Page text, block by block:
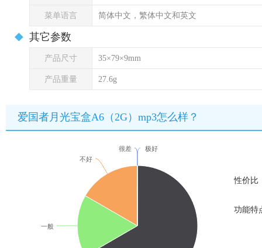
菜单语言 简体中文，繁体中文和英文
其它参数
产品尺寸 35×79×9mm
产品重量 27.6g
爱国者月光宝盒A6（2G）mp3怎么样？
极好
一般
不好
很差
性价比
功能特